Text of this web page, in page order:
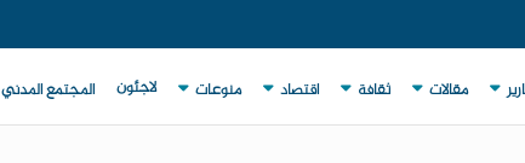
مقالات ثقافة اقتصاد منوعات لاجئون المجتمع المدني